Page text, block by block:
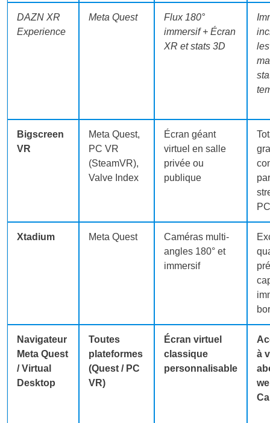
DAZN XR
Experience
Meta Quest
Flux 180°
immersif + Écran
XR et stats 3D
Bigscreen
VR
Meta Quest,
PC VR
(SteamVR),
Valve Index
Écran géant
virtuel en salle
privée ou
publique
Xtadium Meta Quest
Caméras multi-
angles 180° et
immersif
Navigateur
Meta Quest
/ Virtual
Desktop
Toutes
plateformes
(Quest / PC
VR)
Écran virtuel
classique
personnalisable
à